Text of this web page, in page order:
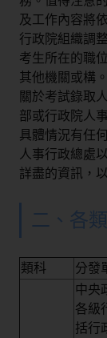
及工作內容將
行政院組織調
考生所在的職
其他機關或構。
關於考試錄取
部或行政院人
具體情況有任
人事行政總處
詳盡的資訊，
二、各
類科 分發
中央
各級
括行